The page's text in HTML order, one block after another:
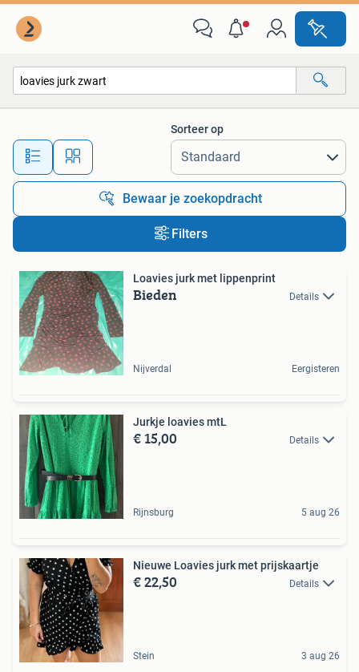
Alle afstanden…
Sorteer op
Bewaar je zoekopdracht
Filters
Loavies jurk met lippenprint
Bieden Details
Nijverdal Eergisteren
Jurkje loavies mtL
€ 15,00 Details
Rijnsburg 5 aug 26
Nieuwe Loavies jurk met prijskaartje
€ 22,50 Details
Stein 3 aug 26